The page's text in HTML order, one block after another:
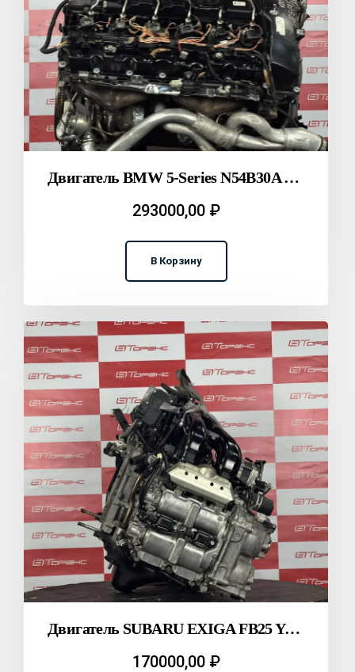
Двигатель BMW 5-Series N54B30A E60 T2312013
293000,00 ₽
В Корзину
Двигатель SUBARU EXIGA FB25 YAM T2312079
170000,00 ₽